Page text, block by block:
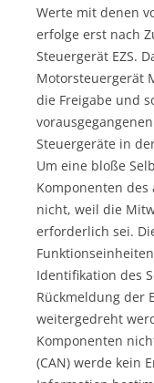
Werte mit denen
erfolge erst nach
Steuergerät EZS.
Motorsteuergerät
die Freigabe und
Steuergeräte in
Um eine bloße
Komponenten des
nicht, weil die
erforderlich sei.
Identifikation des
Rückmeldung der
weitergedreht
Komponenten
(CAN) werde kein